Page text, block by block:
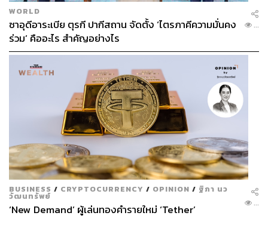
WORLD
ซาอุดีอาระเบีย ตุรกี ปากีสถาน จัดตั้ง ‘ไตรภาคีความมั่นคง
ร่วม’ คืออะไร สำคัญอย่างไร
...
BUSINESS / CRYPTOCURRENCY / OPINION / ฐิภา นว
วัฒนทรัพย์
‘New Demand’ ผู้เล่นทองคำรายใหม่ ‘Tether’ ...